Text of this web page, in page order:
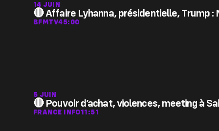
14 JUIN
🔴 Affaire Lyhanna, présidentielle, Trump :
BFMTV45:00
5 JUIN
🔴 Pouvoir d’achat, violences, meeting à
FRANCE INFO11:51